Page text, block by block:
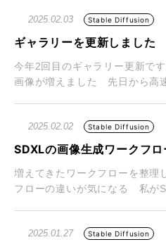
2025.02.03 Stable Diffusion
ギャラリーを更新しました
今年2回目のギャラリー更新で
画像が増えました 先日から高
2025.02.02 Stable Diffusion
SDXLの画像生成ワークフ
増えてきたワークフローを整理
フローの違いが気になる 私が
2025.01.27 Stable Diffusion